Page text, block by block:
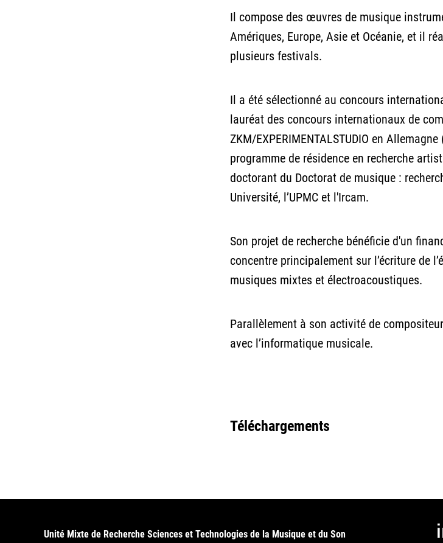
Il compose des œuvres de musique
Amériques, Europe, Asie et Océanie, et il
plusieurs festivals.
Il a été sélectionné au concours
lauréat des concours internationaux de
ZKM/EXPERIMENTALSTUDIO en
programme de résidence en recherche
doctorant du Doctorat de musique :
Université, l’UPMC et l'Ircam.
Son projet de recherche bénéficie d'un
concentre principalement sur l’écriture de
musiques mixtes et électroacoustiques.
Parallèlement à son activité de
avec l’informatique musicale.
Téléchargements
Unité Mixte de Recherche Sciences et Technologies de la Musique et du Son